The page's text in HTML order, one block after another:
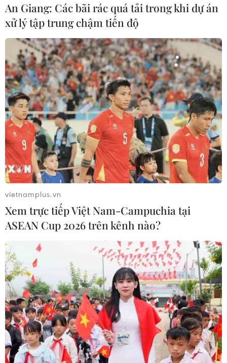
Vietnam Airlines đương đầu và ''vượt bão''
dịch COVID-19 thế nào?
08/05/2020 01:54
Vietnam Airlines đã chủ động triển khai mở lại các tuyến
bay nội địa đảm bảo đáp ứng nhu cầu vận tải hàng
không của đất nước với vai trò “đi trước mở đường”.
An Giang: Các bãi rác quá tải trong khi dự án
xử lý tập trung chậm tiến độ
vietnamplus.vn
Xem trực tiếp Việt Nam-Campuchia tại
ASEAN Cup 2026 trên kênh nào?